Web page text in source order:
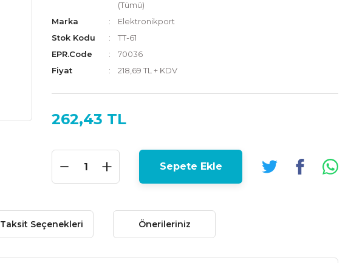
(Tümü)
Marka
Elektronikport
Stok Kodu
TT-61
EPR.Code
70036
Fiyat
218,69 TL + KDV
262,43 TL
Sepete Ekle
Taksit Seçenekleri Önerileriniz